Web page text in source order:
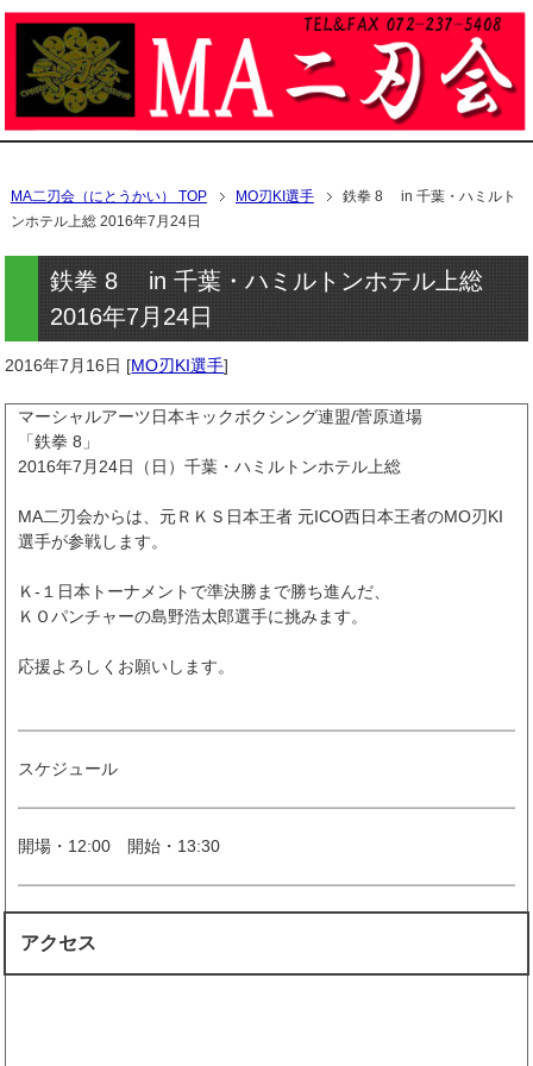
MA二刃会（にとうかい） TOP MO刃KI選手
鉄拳 8 in 千葉・ハミルト
ンホテル上総 2016年7月24日
鉄拳 8 in 千葉・ハミルトンホテル上総
2016年7月24日
2016年7月16日 [MO刃KI選手]
マーシャルアーツ日本キックボクシング連盟/菅原道場
「鉄拳 8」
2016年7月24日（日）千葉・ハミルトンホテル上総
MA二刃会からは、元ＲＫＳ日本王者 元ICO西日本王者のMO刃KI
選手が参戦します。
Ｋ-１日本トーナメントで準決勝まで勝ち進んだ、
ＫＯパンチャーの島野浩太郎選手に挑みます。
応援よろしくお願いします。
スケジュール
開場・12:00 開始・13:30
アクセス